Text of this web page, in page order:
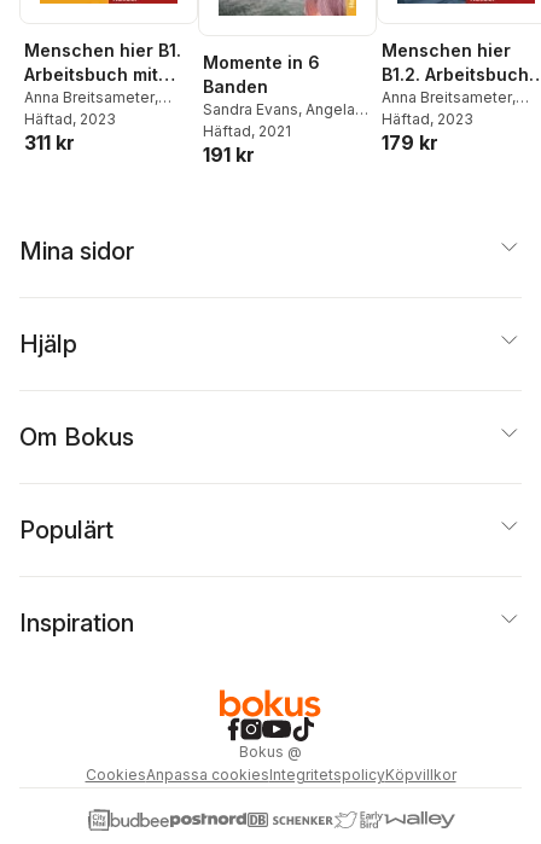
Menschen hier B1.
Arbeitsbuch mit
Audios online
Anna Breitsameter,
Sabine Glas-Peters
Elke Koch
Häftad, 2023
311 kr
Momente in 6
Banden
Sandra Evans, Angela
Pude,Franziska Specht
Häftad, 2021
191 kr
Menschen hier
B1.2. Arbeitsbuch
mit Audios online
Anna Breitsameter,
Sabine Glas-Peters
Elke Koch
Häftad, 2023
179 kr
Mina sidor
Hjälp
Om Bokus
Populärt
Inspiration
Bokus @
CookiesAnpassa cookiesIntegritetspolicyKöpvillkor